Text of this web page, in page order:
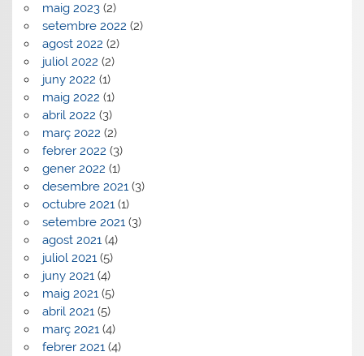
maig 2023(2)
setembre 2022 (2)
agost 2022 (2)
juliol 2022 (2)
juny 2022 (1)
maig 2022 (1)
abril 2022 (3)
març 2022 (2)
febrer 2022 (3)
gener 2022 (1)
desembre 2021(3)
octubre 2021(1)
setembre 2021(3)
agost 2021(4)
juliol 2021(5)
juny 2021(4)
maig 2021(5)
abril 2021(5)
març 2021(4)
febrer 2021(4)